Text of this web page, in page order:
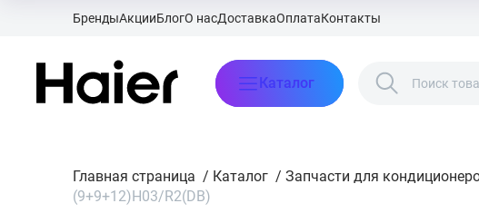
БрендыАкцииБлогО насДоставкаОплатаКонтакты
Каталог
Главная страница / Каталог / Запчасти для
(9+9+12)H03/R2(DB)